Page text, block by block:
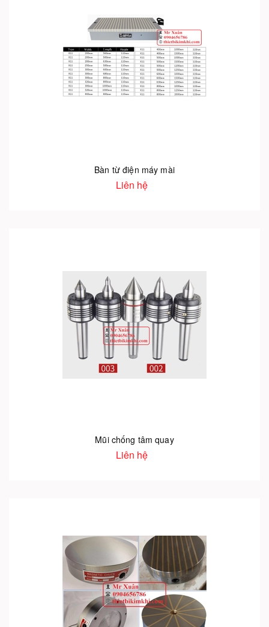
Bàn từ điện máy mài
Liên hệ
Mũi chống tâm quay
Liên hệ